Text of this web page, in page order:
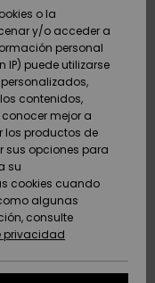
o la
y/o acceder a
personal
puede utilizarse
contenidos,
mejor a
los productos de
sus opciones para
su
cookies cuando
algunas
consulte
privacidad